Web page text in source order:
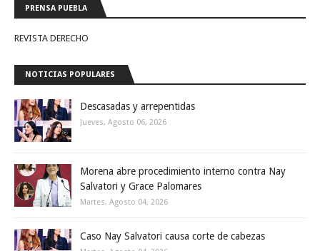
PRENSA PUEBLA
REVISTA DERECHO
NOTICIAS POPULARES
Descasadas y arrepentidas
Jueves, Agosto 06, 2026
Morena abre procedimiento interno contra Nay
Salvatori y Grace Palomares
Martes, Agosto 04, 2026
Caso Nay Salvatori causa corte de cabezas